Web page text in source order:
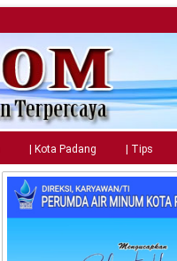
| Kota Padang | Tips